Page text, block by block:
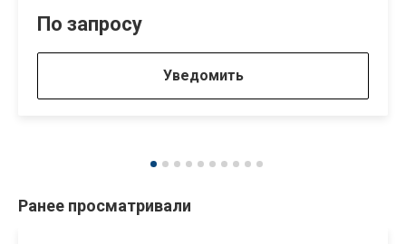
По запросу
Уведомить
Ранее просматривали